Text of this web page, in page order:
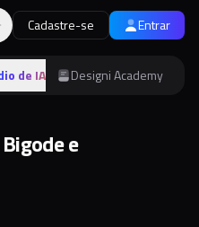
tema
Cadastre-se Entrar
de IA Designi Academy
e